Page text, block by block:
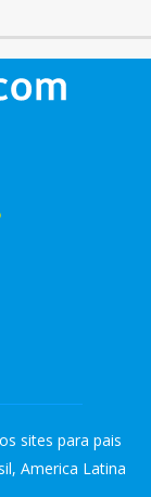
sites para pais
America Latina